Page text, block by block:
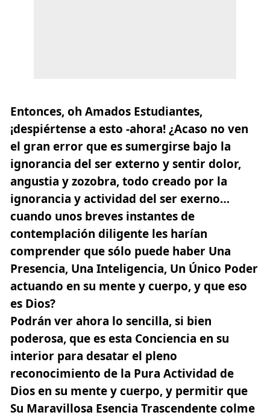
Entonces, oh Amados Estudiantes,
¡despiértense a esto -ahora! ¿Acaso no ven
el gran error que es sumergirse bajo la
ignorancia del ser externo y sentir dolor,
angustia y zozobra, todo creado por la
ignorancia y actividad del ser exerno…
cuando unos breves instantes de
contemplación diligente les harían
comprender que sólo puede haber Una
Presencia, Una Inteligencia, Un Único Poder
actuando en su mente y cuerpo, y que eso
es Dios?
Podrán ver ahora lo sencilla, si bien
poderosa, que es esta Conciencia en su
interior para desatar el pleno
reconocimiento de la Pura Actividad de
Dios en su mente y cuerpo, y permitir que
Su Maravillosa Esencia Trascendente colme